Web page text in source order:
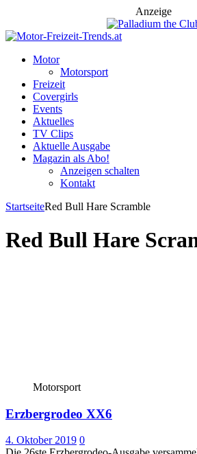
Anzeige
Motor
Motorsport
Freizeit
Covergirls
Events
Aktuelles
TV Clips
Aktuelle Ausgabe
Magazin als Abo!
Anzeigen schalten
Kontakt
StartseiteRed Bull Hare Scramble
Red Bull Hare
Motorsport
Erzbergrodeo XX6
4. Oktober 2019 0